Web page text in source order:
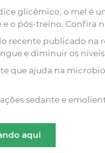
glicêmico, o mel é
o pós-treino. Confira
recente publicado na
e diminuir os
que ajuda na
sedante e
aqui